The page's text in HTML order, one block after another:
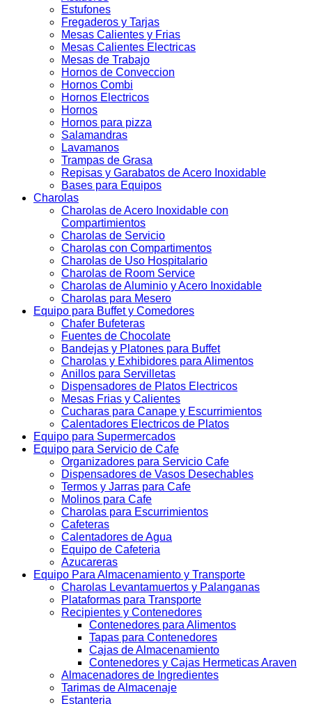
Estufones
Fregaderos y Tarjas
Mesas Calientes y Frias
Mesas Calientes Electricas
Mesas de Trabajo
Hornos de Conveccion
Hornos Combi
Hornos Electricos
Hornos
Hornos para pizza
Salamandras
Lavamanos
Trampas de Grasa
Repisas y Garabatos de Acero Inoxidable
Bases para Equipos
Charolas
Charolas de Acero Inoxidable con
Compartimientos
Charolas de Servicio
Charolas con Compartimentos
Charolas de Uso Hospitalario
Charolas de Room Service
Charolas de Aluminio y Acero Inoxidable
Charolas para Mesero
Equipo para Buffet y Comedores
Chafer Bufeteras
Fuentes de Chocolate
Bandejas y Platones para Buffet
Charolas y Exhibidores para Alimentos
Anillos para Servilletas
Dispensadores de Platos Electricos
Mesas Frias y Calientes
Cucharas para Canape y Escurrimientos
Calentadores Electricos de Platos
Equipo para Supermercados
Equipo para Servicio de Cafe
Organizadores para Servicio Cafe
Dispensadores de Vasos Desechables
Termos y Jarras para Cafe
Molinos para Cafe
Charolas para Escurrimientos
Cafeteras
Calentadores de Agua
Equipo de Cafeteria
Azucareras
Equipo Para Almacenamiento y Transporte
Charolas Levantamuertos y Palanganas
Plataformas para Transporte
Recipientes y Contenedores
Contenedores para Alimentos
Tapas para Contenedores
Cajas de Almacenamiento
Contenedores y Cajas Hermeticas Araven
Almacenadores de Ingredientes
Tarimas de Almacenaje
Estanteria